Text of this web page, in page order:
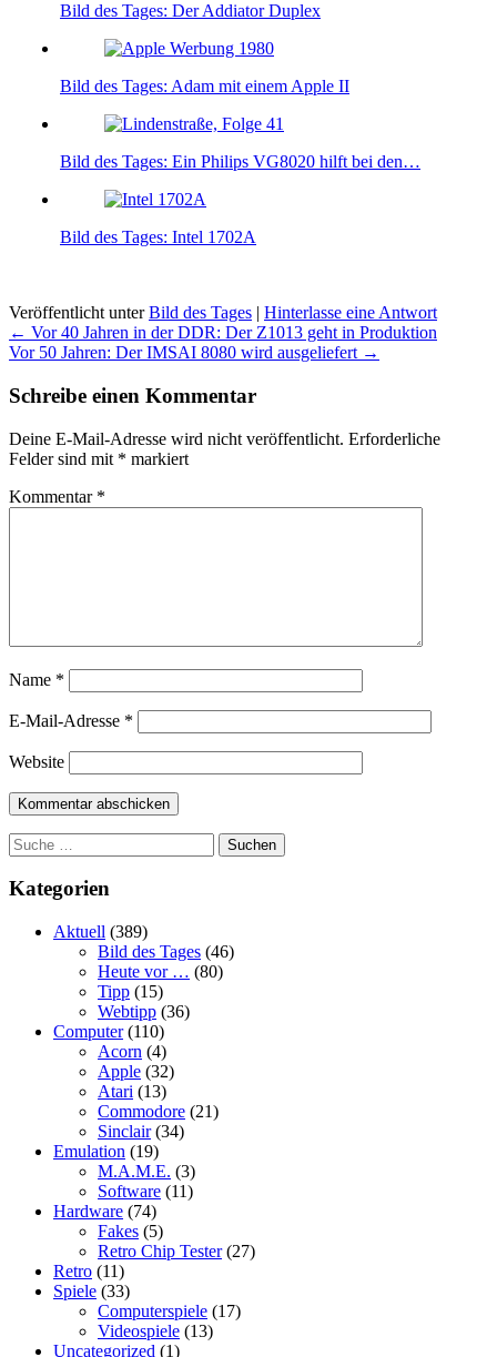
Bild des Tages: Der Addiator Duplex
Bild des Tages: Adam mit einem Apple II
Bild des Tages: Ein Philips VG8020 hilft bei den…
Bild des Tages: Intel 1702A
Veröffentlicht unterBild des Tages | Hinterlasse eine Antwort
Beitragsnavigation
← Vor 40 Jahren in der DDR: Der Z1013 geht in Produktion
Vor 50 Jahren: Der IMSAI 8080 wird ausgeliefert →
Schreibe einen Kommentar
Deine E-Mail-Adresse wird nicht veröffentlicht. Erforderliche
Felder sind mit * markiert
Kommentar *
Name *
E-Mail-Adresse *
Website
Suchen
Kategorien
Aktuell (389)
Bild des Tages (46)
Heute vor … (80)
Tipp (15)
Webtipp (36)
Computer(110)
Acorn (4)
Apple (32)
Atari (13)
Commodore (21)
Sinclair(34)
Emulation (19)
M.A.M.E. (3)
Software (11)
Hardware (74)
Fakes (5)
Retro Chip Tester(27)
Retro (11)
Spiele (33)
Computerspiele (17)
Videospiele (13)
Uncategorized (1)